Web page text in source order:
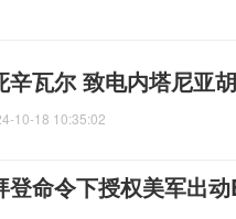
辛瓦尔 致电内塔尼亚
10-18 10:35:02
登命令下授权美军出